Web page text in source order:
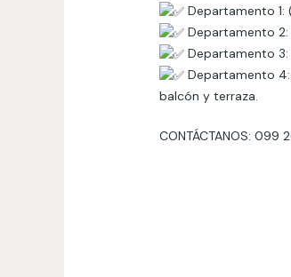
Departamento 1:
Departamento 2:
Departamento 3:
Departamento 4:
balcón y terraza.
CONTÁCTANOS: 099